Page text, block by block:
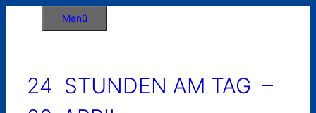
Menü
24 STUNDEN AM TAG –